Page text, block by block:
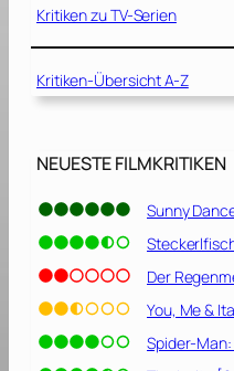
0
2
3
]
Kritiken zu TV-Serien
Kritiken-Übersicht A-Z
NEUESTE FILMKRITIKEN
Sunny
Der
You, Me &
Spider-